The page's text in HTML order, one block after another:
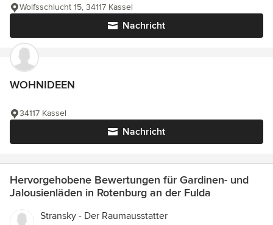
Nachricht
Wolfsschlucht 15, 34117 Kassel
WOHNIDEEN
Nachricht
34117 Kassel
Hervorgehobene Bewertungen für Gardinen- und
Jalousienläden in Rotenburg an der Fulda
Stransky - Der Raumausstatter